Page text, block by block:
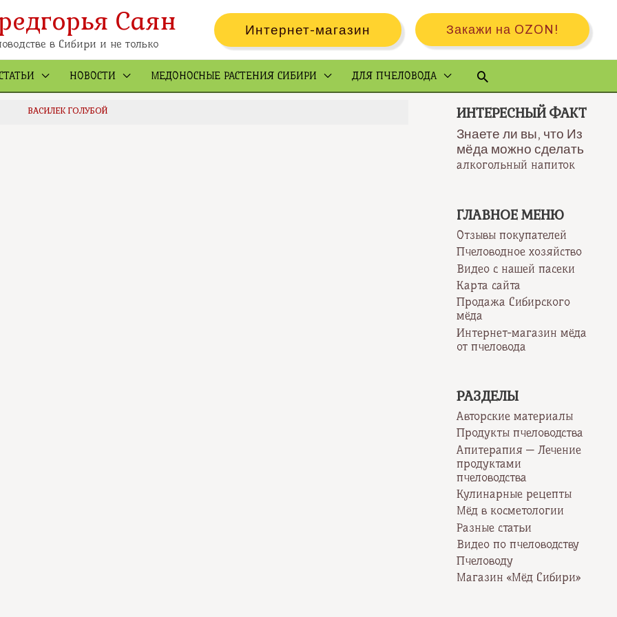
Саян
в Сибири и не только
Интернет-магазин Закажи на OZON!
НОВОСТИ МЕДОНОСНЫЕ РАСТЕНИЯ СИБИРИ ДЛЯ ПЧЕЛОВОДА Поиск
ВАСИЛЕК ГОЛУБОЙ ИНТЕРЕСНЫЙ ФАКТ
Знаете ли вы, что Из
мёда можно сделать
алкогольный напиток
ГЛАВНОЕ МЕНЮ
Отзывы покупателей
Пчеловодное хозяйство
Видео с нашей пасеки
Карта сайта
Продажа Сибирского
мёда
Интернет-магазин мёда
от пчеловода
РАЗДЕЛЫ
Авторские материалы
Продукты пчеловодства
Апитерапия — Лечение
продуктами
пчеловодства
Кулинарные рецепты
Мёд в косметологии
Разные статьи
Видео по пчеловодству
Пчеловоду
Магазин «Мёд Сибири»